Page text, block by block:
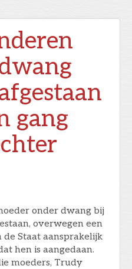
gang
onder dwang bij
overwegen een
de Staat aansprakelijk
hen is aangedaan.
moeders, Trudy